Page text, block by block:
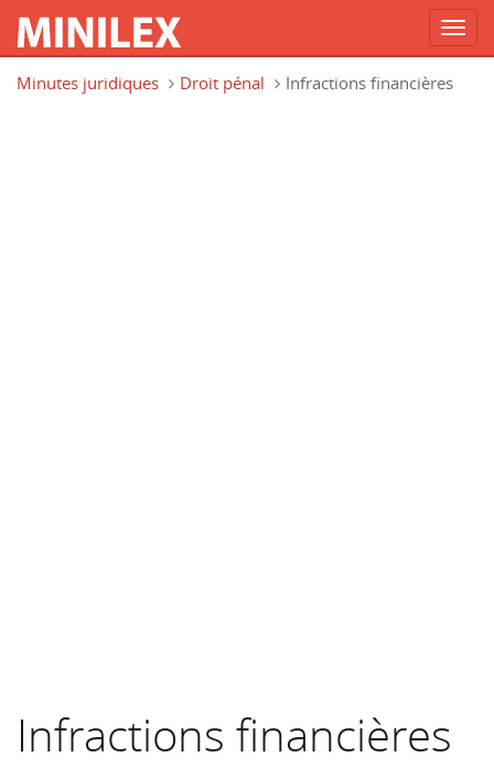
Minutes juridiques
Droit pénal Infractions financières
Infractions financières